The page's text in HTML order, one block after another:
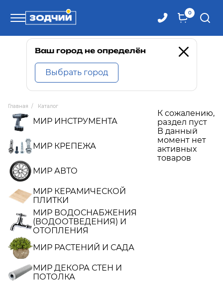
0
Телефоны
8 800 100-71-71
8 (4242) 30-00-27
8 (4242) 30-00-72
Ваш город не определён
Выбрать город
Главная / Каталог
МИР ИНСТРУМЕНТА
МИР КРЕПЕЖА
МИР АВТО
МИР КЕРАМИЧЕСКОЙ
ПЛИТКИ
МИР ВОДОСНАБЖЕНИЯ
(ВОДООТВЕДЕНИЯ) И
ОТОПЛЕНИЯ
МИР РАСТЕНИЙ И САДА
МИР ДЕКОРА СТЕН И
ПОТОЛКА
К сожалению,
раздел пуст
В данный
момент нет
активных
товаров